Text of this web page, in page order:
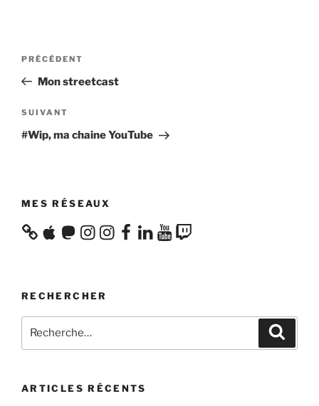
Navigation
l’article
Article
précédent
PRÉCÉDENT
Mon streetcast
Article
suivant
SUIVANT
#Wip, ma chaine YouTube
MES RÉSEAUX
AppleMastodon
Instagram
Instagram
Facebook
LinkedIn
YouTube
Twitch
RECHERCHER
pour
ARTICLES RÉCENTS